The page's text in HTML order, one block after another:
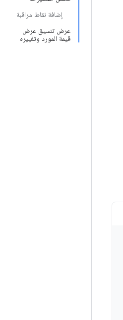
إضافة نقاط مراقبة
عرض تنسيق عرض
قيمة المورد وتغييره